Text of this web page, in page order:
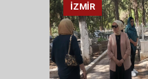
İZMIR